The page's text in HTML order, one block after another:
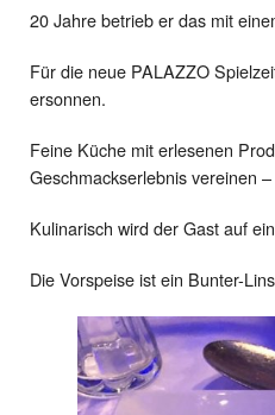
20 Jahre betrieb er das mit
Für die neue PALAZZO
ersonnen.
Feine Küche mit erlesenen
Geschmackserlebnis vereinen
Kulinarisch wird der Gast auf
Die Vorspeise ist ein Bunter-